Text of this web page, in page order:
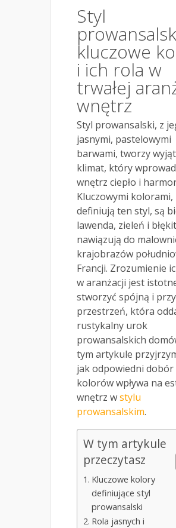
Styl
kluczowe
i ich rola w
trwałej
wnętrz
Styl prowansalski, z
jasnymi, pastelowymi
barwami, tworzy
klimat, który
wnętrz ciepło i
Kluczowymi
definiują ten styl, są
lawenda, zieleń i
nawiązują do
krajobrazów
Francji. Zrozumienie
w aranżacji jest
stworzyć spójną i
przestrzeń, która
rustykalny urok
prowansalskich
tym artykule
jak odpowiedni dobór
kolorów wpływa na
wnętrz wstylu
prowansalskim.
W tym artykule
przeczytasz
Kluczowe kolory
definiujące styl
prowansalski
Rola jasnych i